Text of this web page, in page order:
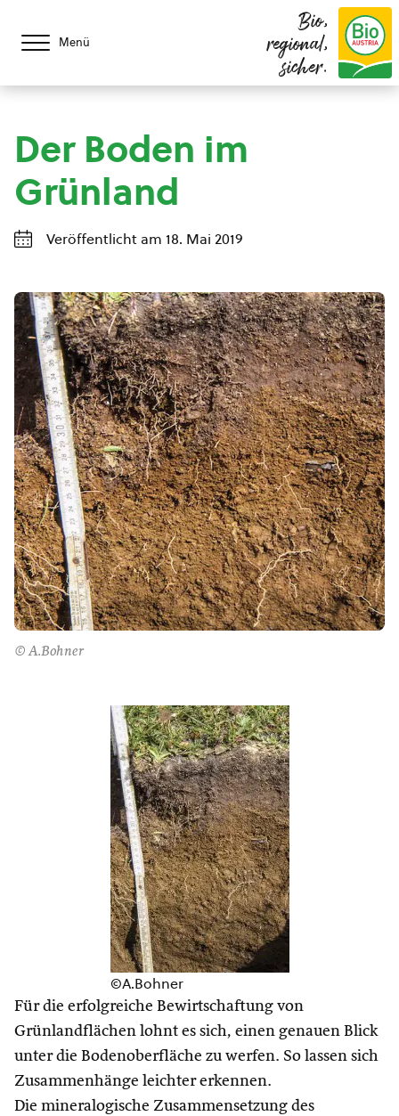
Menü
Bio,
regional,
sicher.
Der Boden im
Grünland
Veröffentlicht am 18. Mai 2019
© A.Bohner
©A.Bohner
Für die erfolgreiche Bewirtschaftung von
Grünlandflächen lohnt es sich, einen genauen Blick
unter die Bodenoberfläche zu werfen. So lassen sich
Zusammenhänge leichter erkennen.
Die mineralogische Zusammensetzung des